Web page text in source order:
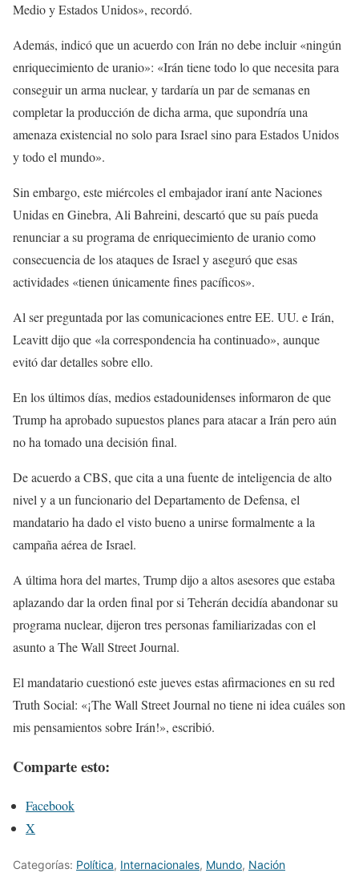
Medio y Estados Unidos», recordó.
Además, indicó que un acuerdo con Irán no debe incluir «ningún
enriquecimiento de uranio»: «Irán tiene todo lo que necesita para
conseguir un arma nuclear, y tardaría un par de semanas en
completar la producción de dicha arma, que supondría una
amenaza existencial no solo para Israel sino para Estados Unidos
y todo el mundo».
Sin embargo, este miércoles el embajador iraní ante Naciones
Unidas en Ginebra, Ali Bahreini, descartó que su país pueda
renunciar a su programa de enriquecimiento de uranio como
consecuencia de los ataques de Israel y aseguró que esas
actividades «tienen únicamente fines pacíficos».
Al ser preguntada por las comunicaciones entre EE. UU. e Irán,
Leavitt dijo que «la correspondencia ha continuado», aunque
evitó dar detalles sobre ello.
En los últimos días, medios estadounidenses informaron de que
Trump ha aprobado supuestos planes para atacar a Irán pero aún
no ha tomado una decisión final.
De acuerdo a CBS, que cita a una fuente de inteligencia de alto
nivel y a un funcionario del Departamento de Defensa, el
mandatario ha dado el visto bueno a unirse formalmente a la
campaña aérea de Israel.
A última hora del martes, Trump dijo a altos asesores que estaba
aplazando dar la orden final por si Teherán decidía abandonar su
programa nuclear, dijeron tres personas familiarizadas con el
asunto a The Wall Street Journal.
El mandatario cuestionó este jueves estas afirmaciones en su red
Truth Social: «¡The Wall Street Journal no tiene ni idea cuáles son
mis pensamientos sobre Irán!», escribió.
Comparte esto:
Facebook
X
Categorías: Política, Internacionales, Mundo, Nación